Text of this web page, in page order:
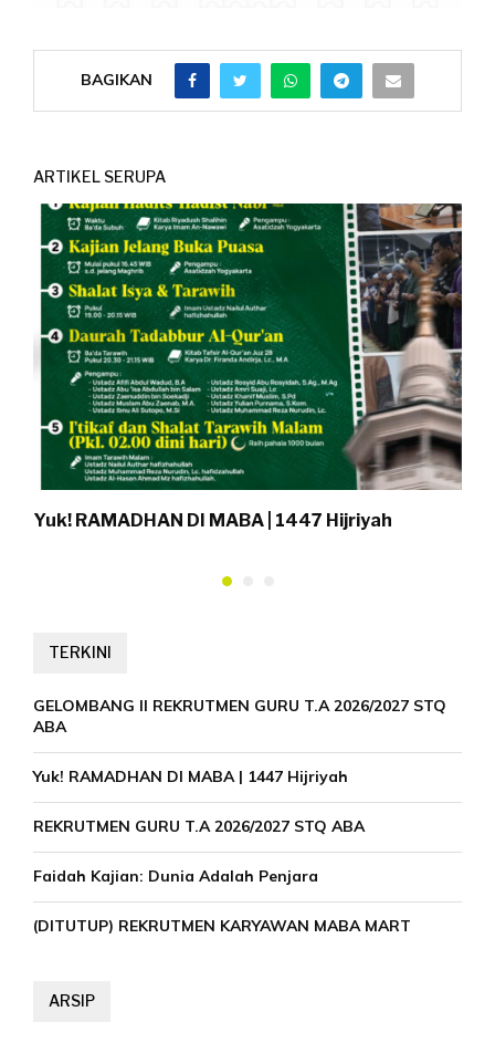
BAGIKAN
ARTIKEL SERUPA
Yuk! RAMADHAN DI MABA | 1447 Hijriyah
TERKINI
GELOMBANG II REKRUTMEN GURU T.A 2026/2027 STQ
ABA
Yuk! RAMADHAN DI MABA | 1447 Hijriyah
REKRUTMEN GURU T.A 2026/2027 STQ ABA
Faidah Kajian: Dunia Adalah Penjara
(DITUTUP) REKRUTMEN KARYAWAN MABA MART
ARSIP